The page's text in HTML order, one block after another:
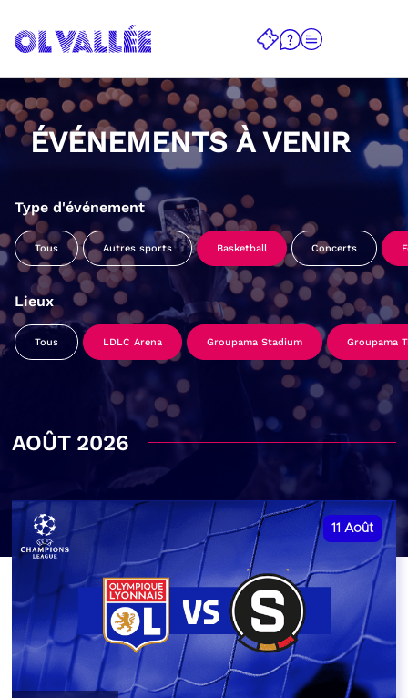
ÉVÉNEMENTS À VENIR
Type d'événement
Tous Autres sports Basketball Concerts
Lieux
Tous LDLC Arena Groupama Stadium Groupama
AOÛT 2026
11 Août